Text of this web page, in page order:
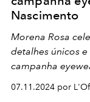
Nascimento
Morena Rosa
detalhes únicos
campanha
07.11.2024 por